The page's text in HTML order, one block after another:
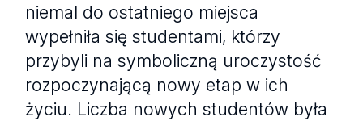
niemal do ostatniego miejsca
wypełniła się studentami, którzy
przybyli na symboliczną uroczystość
rozpoczynającą nowy etap w ich
życiu. Liczba nowych studentów była